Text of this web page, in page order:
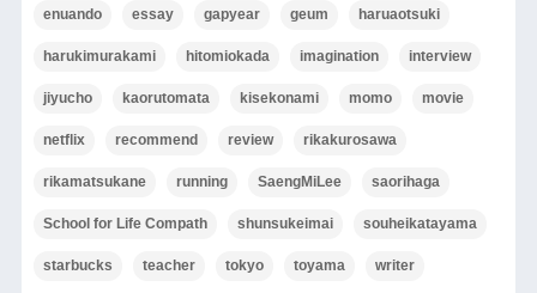
enuando essay gapyear geum haruaotsuki
harukimurakami hitomiokada imagination interview
jiyucho kaorutomata kisekonami momo movie
netflix recommend review rikakurosawa
rikamatsukane running SaengMiLee saorihaga
School for Life Compath shunsukeimai souheikatayama
starbucks teacher tokyo toyama writer